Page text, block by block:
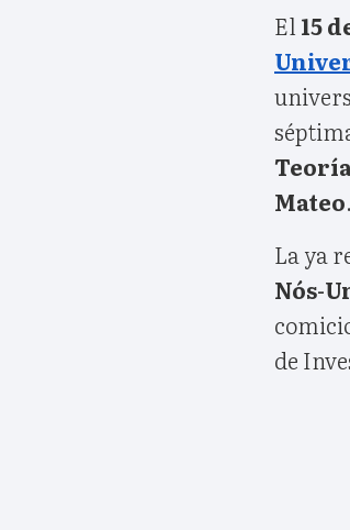
El 15
Mateo.
La ya
Nós-
de